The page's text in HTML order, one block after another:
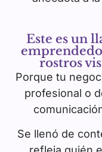
Este es un
rostros
Porque tu
profesional o
Se llenó de